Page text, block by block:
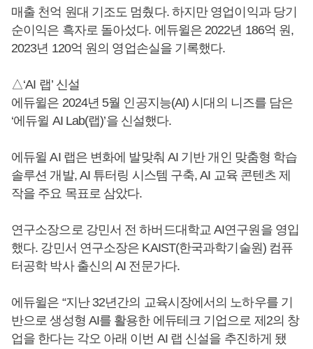
매출 천억 원대 기조도 멈췄다. 하지만 영업이익과 당기
순이익은 흑자로 돌아섰다. 에듀윌은 2022년 186억 원,
2023년 120억 원의 영업손실을 기록했다.
△‘AI 랩’ 신설
에듀윌은 2024년 5월 인공지능(AI) 시대의 니즈를 담은
‘에듀윌 AI Lab(랩)’을 신설했다.
에듀윌 AI 랩은 변화에 발맞춰 AI 기반 개인 맞춤형 학습
솔루션 개발, AI 튜터링 시스템 구축, AI 교육 콘텐츠 제
작을 주요 목표로 삼았다.
연구소장으로 강민서 전 하버드대학교 AI연구원을 영입
했다. 강민서 연구소장은 KAIST(한국과학기술원) 컴퓨
터공학 박사 출신의 AI 전문가다.
에듀윌은 “지난 32년간의 교육시장에서의 노하우를 기
반으로 생성형 AI를 활용한 에듀테크 기업으로 제2의 창
업을 한다는 각오 아래 이번 AI 랩 신설을 추진하게 됐